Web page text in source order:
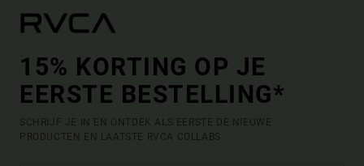
15% KORTING OP JE
EERSTE BESTELLING*
SCHRIJF JE IN EN ONTDEK ALS EERSTE DE NIEUWE
PRODUCTEN EN LAATSTE RVCA COLLABS.